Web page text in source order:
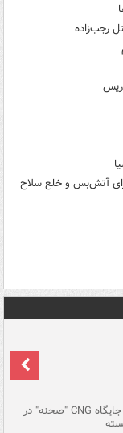
رجب‌زاده
برای آتش‌بس و خلع سلاح
لحظه انفجار جایگاه CNG "صحنه" در